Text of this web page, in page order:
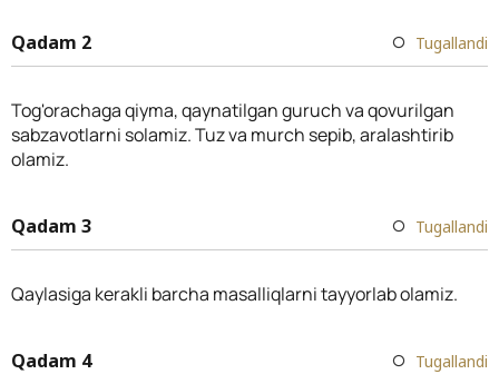
Qadam 2 Tugallandi
Tog'orachaga qiyma, qaynatilgan guruch va qovurilgan
sabzavotlarni solamiz. Tuz va murch sepib, aralashtirib
olamiz.
Qadam 3 Tugallandi
Qaylasiga kerakli barcha masalliqlarni tayyorlab olamiz.
Qadam 4 Tugallandi